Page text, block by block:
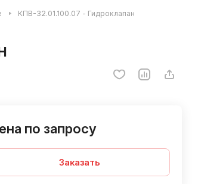
КПВ-32.01.100.07 - Гидроклапан
по запросу
Заказать